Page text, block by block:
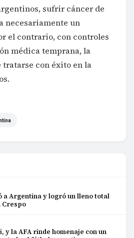
sufrir cáncer de
necesariamente un
el contrario, con controles
médica temprana, la
tratarse con éxito en la
a Argentina y logró un lleno total
Crespo
y la AFA rinde homenaje con un